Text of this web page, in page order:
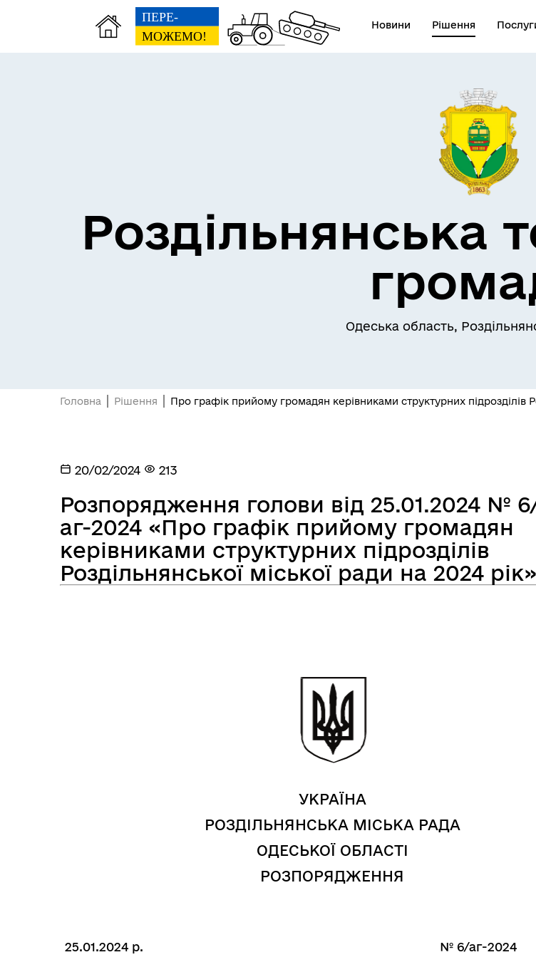
Новини Рішення
Рада безбар’єрності
Книга
Роздільнянська
Одеська область,
Головна Рішення Про графік прийому громадян керівниками структурних підрозділів
20/02/2024 213
Розпорядження голови від 25.01.2024 №
аг-2024 «Про графік прийому громадян
керівниками структурних підрозділів
Роздільнянської міської ради на 2024 рік»
УКРАЇНА
РОЗДІЛЬНЯНСЬКА МІСЬКА РАДА
ОДЕСЬКОЇ ОБЛАСТІ
РОЗПОРЯДЖЕННЯ
25.01.2024 р. № 6/аг-2024